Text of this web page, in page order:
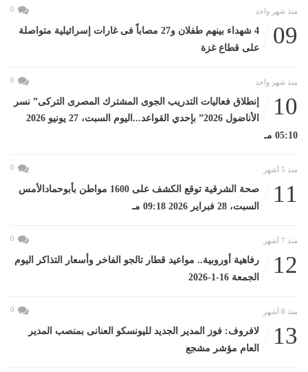
منذ شهر واحد 0
09
4 شهداء بينهم طفلان و27 مصاباً فى غارات إسرائيلية متواصلة
على قطاع غزة
منذ شهر واحد 0
10
إنطلاق فعاليات التدريب الجوى المشترك المصرى التركى” نسر
الأناضول 2026” بإحدي القواعد...اليوم السبت، 27 يونيو 2026
05:10 مـ
منذ 5 أشهر 0
11
صحة الشرقية توقع الكشف على 1600 مواطن بأبوحمادالأمس
السبت، 28 فبراير 2026 09:18 مـ
منذ 7 أشهر 0
12
رفاهية أوروبية.. مواعيد قطار تالجو الفاخر وأسعار التذاكر اليوم
الجمعة 16-1-2026
منذ 8 أشهر 0
13
لافروف: فوز المدير الجديد لليونسكو العنانى بمنصب المدير
العام مؤشر مشجع